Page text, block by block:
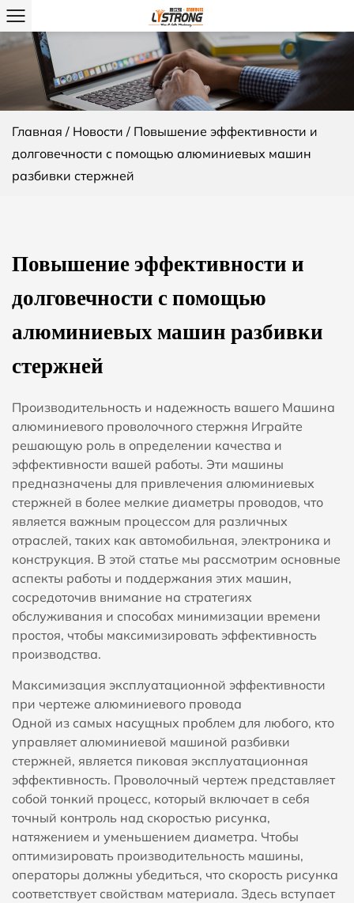
Главная / Новости / Повышение эффективности и
долговечности с помощью алюминиевых машин
разбивки стержней
Повышение эффективности и
долговечности с помощью
алюминиевых машин разбивки
стержней
Производительность и надежность вашего Машина
алюминиевого проволочного стержня Играйте
решающую роль в определении качества и
эффективности вашей работы. Эти машины
предназначены для привлечения алюминиевых
стержней в более мелкие диаметры проводов, что
является важным процессом для различных
отраслей, таких как автомобильная, электроника и
конструкция. В этой статье мы рассмотрим основные
аспекты работы и поддержания этих машин,
сосредоточив внимание на стратегиях
обслуживания и способах минимизации времени
простоя, чтобы максимизировать эффективность
производства.
Максимизация эксплуатационной эффективности
при чертеже алюминиевого провода
Одной из самых насущных проблем для любого, кто
управляет алюминиевой машиной разбивки
стержней, является пиковая эксплуатационная
эффективность. Проволочный чертеж представляет
собой тонкий процесс, который включает в себя
точный контроль над скоростью рисунка,
натяжением и уменьшением диаметра. Чтобы
оптимизировать производительность машины,
операторы должны убедиться, что скорость рисунка
соответствует свойствам материала. Здесь вступает